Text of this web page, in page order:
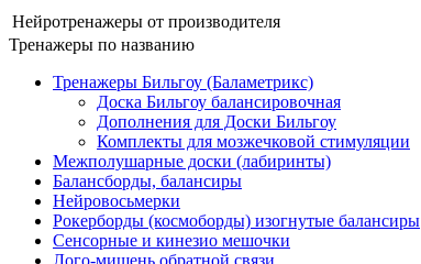
Нейротренажеры от производителя
Тренажеры по названию
Тренажеры Бильгоу (Баламетрикс)
Доска Бильгоу балансировочная
Дополнения для Доски Бильгоу
Комплекты для мозжечковой стимуляции
Межполушарные доски (лабиринты)
Балансборды, балансиры
Нейровосьмерки
Рокерборды (космоборды) изогнутые балансиры
Сенсорные и кинезио мешочки
Лого-мишень обратной связи